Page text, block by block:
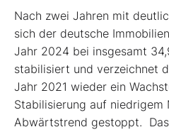
Nach zwei Jahren mit
sich der deutsche
Jahr 2024 bei insgesamt
stabilisiert und verzeichnet
Jahr 2021 wieder ein
Stabilisierung auf
Abwärtstrend gestoppt.